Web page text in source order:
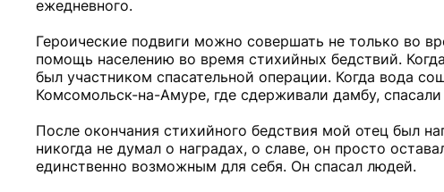
ежедневного.
Героические подвиги можно совершать не только во
помощь населению во время стихийных бедствий.
был участником спасательной операции. Когда вода
Комсомольск-на-Амуре, где сдерживали дамбу, спасали
После окончания стихийного бедствия мой отец был
никогда не думал о наградах, о славе, он просто
единственно возможным для себя. Он спасал людей.